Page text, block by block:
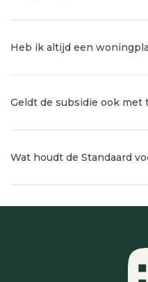
Heb ik altijd een
Geldt de subsidie ook
Wat houdt de Standaard